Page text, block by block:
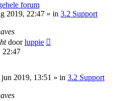
forum
2019, 22:47 » in 3.2 Support
doorluppie
22:47
jun 2019, 13:51 » in 3.2 Support